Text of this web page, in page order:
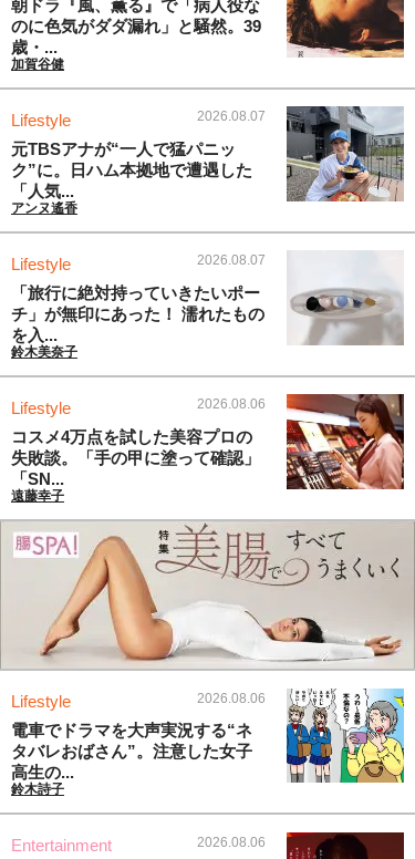
朝ドラ『風、薫る』で「病人役な
のに色気がダダ漏れ」と騒然。39
歳・...
加賀谷健
Lifestyle 2026.08.07
元TBSアナが“一人で猛パニッ
ク”に。日ハム本拠地で遭遇した
「人気...
アンヌ遙香
Lifestyle 2026.08.07
「旅行に絶対持っていきたいポー
チ」が無印にあった！ 濡れたもの
を入...
鈴木美奈子
Lifestyle 2026.08.06
コスメ4万点を試した美容プロの
失敗談。「手の甲に塗って確認」
「SN...
遠藤幸子
Lifestyle 2026.08.06
電車でドラマを大声実況する“ネ
タバレおばさん”。注意した女子
高生の...
鈴木詩子
Entertainment 2026.08.06